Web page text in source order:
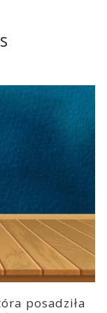
posadziła